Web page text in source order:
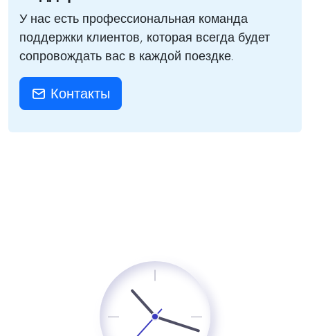
У нас есть профессиональная команда
поддержки клиентов, которая всегда будет
сопровождать вас в каждой поездке.
Контакты